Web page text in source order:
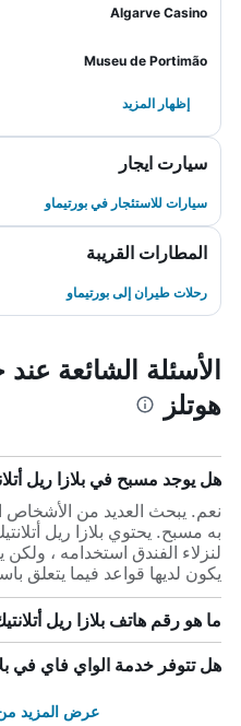
Algarve Casino
Museu de Portimão
إظهار المزيد
سيارت ايجار
سيارات للاستئجار في بورتيماو
المطارات القريبة
رحلات طيران إلى بورتيماو
الأسئلة الشائعة عند
هوتلز
هل يوجد مسبح في بلازا ريل
نعم. يبحث العديد من الأشخاص
به مسبح. يحتوي بلازا ريل
لنزلاء الفندق استخدامه ،
يكون لديها قواعد فيما يتعلق
ما هو رقم هاتف بلازا ريل
هل تتوفر خدمة الواي فاي في
عرض المزيد من